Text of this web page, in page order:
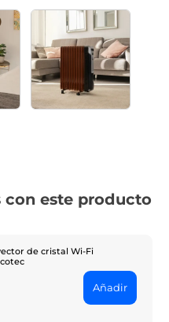
este producto
de cristal Wi-Fi
Añadir